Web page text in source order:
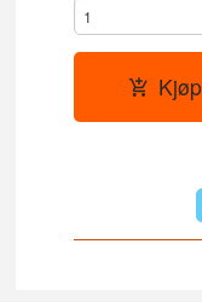
Kjøp